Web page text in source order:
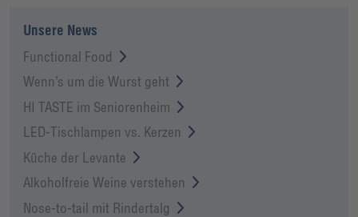
Unsere News
Functional Food
Wenn’s um die Wurst geht
HI TASTE im Seniorenheim
LED-Tischlampen vs. Kerzen
Küche der Levante
Alkoholfreie Weine verstehen
Nose-to-tail mit Rindertalg